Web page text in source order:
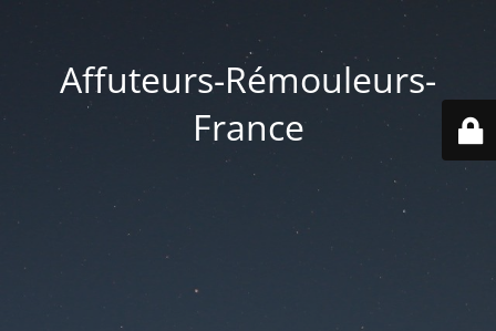
Affuteurs-Rémouleurs-
France